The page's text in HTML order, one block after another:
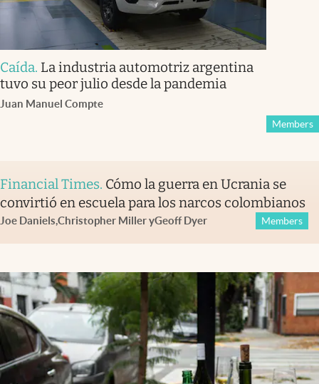
Caída. La industria automotriz argentina
tuvo su peor julio desde la pandemia
Juan Manuel Compte
Members
Financial Times. Cómo la guerra en Ucrania se
convirtió en escuela para los narcos colombianos
Joe Daniels,Christopher MilleryGeoff Dyer Members